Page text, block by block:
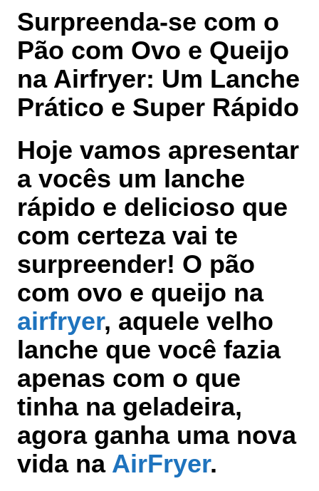
Surpreenda-se com o
Pão com Ovo e Queijo
na Airfryer: Um Lanche
Prático e Super Rápido
Hoje vamos apresentar
a vocês um lanche
rápido e delicioso que
com certeza vai te
surpreender! O pão
com ovo e queijo na
airfryer, aquele velho
lanche que você fazia
apenas com o que
tinha na geladeira,
agora ganha uma nova
vida na AirFryer.